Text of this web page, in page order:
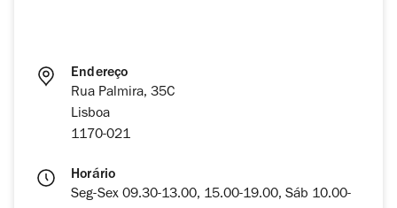
Endereço
Rua Palmira, 35C
Lisboa
1170-021
Horário
Seg-Sex 09.30-13.00, 15.00-19.00, Sáb 10.00-